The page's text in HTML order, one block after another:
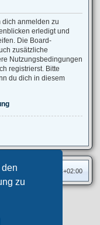
zu
dich anmelden zu
erledigt und
Die Board-
zusätzliche
Nutzungsbedingungen
registrierst. Bitte
du dich in diesem
Alle Zeiten sind UTC+02:00